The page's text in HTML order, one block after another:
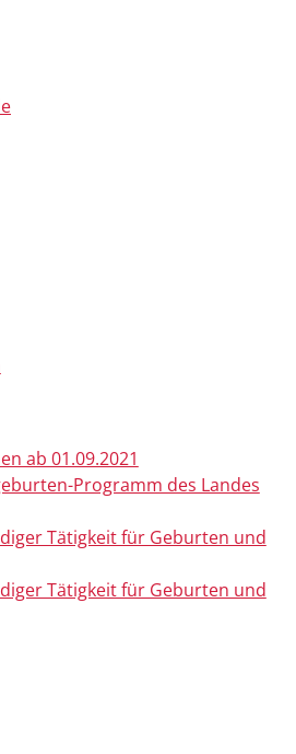
ab 01.09.2021
Programm des Landes
Tätigkeit für Geburten und
Tätigkeit für Geburten und